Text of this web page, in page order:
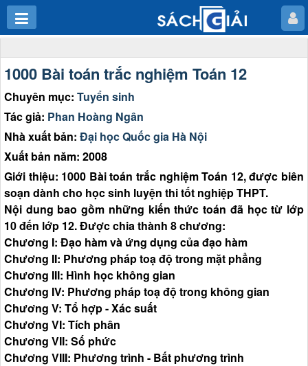
1000 Bài toán trắc nghiệm Toán 12
Chuyên mục: Tuyển sinh
Tác giả: Phan Hoàng Ngân
Nhà xuất bản: Đại học Quốc gia Hà Nội
Xuất bản năm: 2008
Giới thiệu: 1000 Bài toán trắc nghiệm Toán 12, được biên
soạn dành cho học sinh luyện thi tốt nghiệp THPT.
Nội dung bao gồm những kiến thức toán đã học từ lớp
10 đến lớp 12. Được chia thành 8 chương:
Chương I: Đạo hàm và ứng dụng của đạo hàm
Chương II: Phương pháp toạ độ trong mặt phẳng
Chương III: Hình học không gian
Chương IV: Phương pháp toạ độ trong không gian
Chương V: Tổ hợp - Xác suất
Chương VI: Tích phân
Chương VII: Số phức
Chương VIII: Phương trình - Bất phương trình